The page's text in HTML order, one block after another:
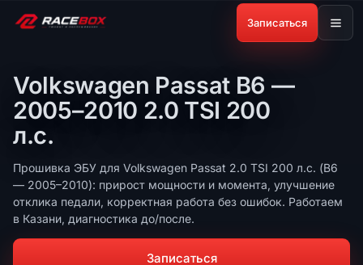
Записаться
Volkswagen Passat B6 —
2005–2010 2.0 TSI 200
л.с.
Прошивка ЭБУ для Volkswagen Passat 2.0 TSI 200 л.с. (B6
— 2005–2010): прирост мощности и момента, улучшение
отклика педали, корректная работа без ошибок. Работаем
в Казани, диагностика до/после.
Записаться